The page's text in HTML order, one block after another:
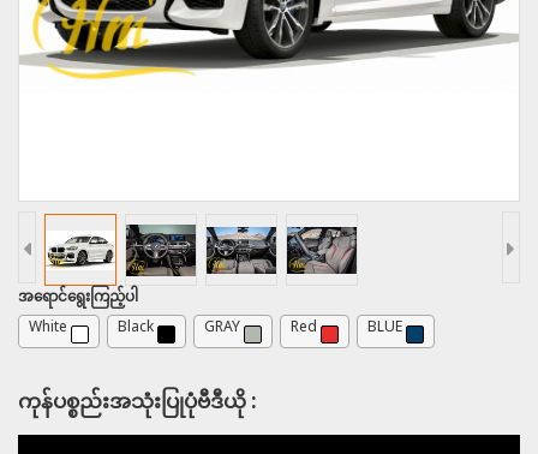
အရောင်ရွေးကြည့်ပါ
White Black GRAY Red BLUE
ကုန်ပစ္စည်းအသုံးပြုပုံဗီဒီယို :